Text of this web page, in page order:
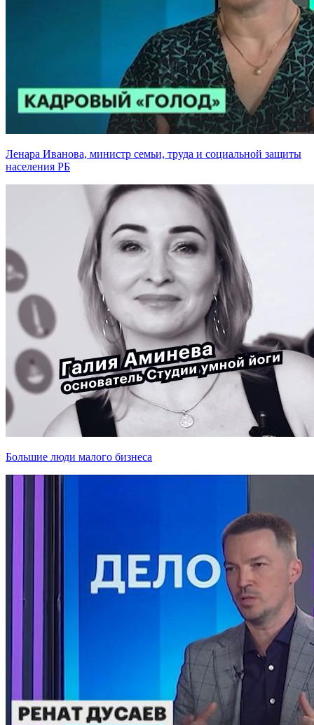
Ленара Иванова, министр семьи, труда и социальной защиты
населения РБ
Большие люди малого бизнеса